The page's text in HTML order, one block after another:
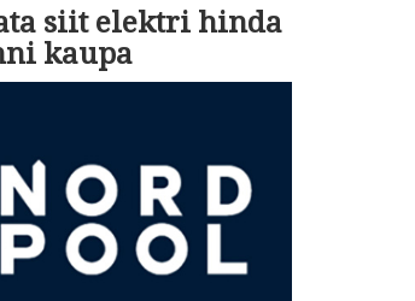
siit elektri hinda
kaupa